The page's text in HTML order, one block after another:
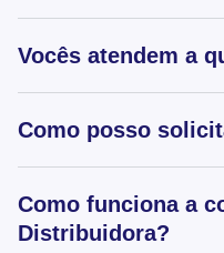
Vocês atendem a
Como posso
Como funciona a
Distribuidora?